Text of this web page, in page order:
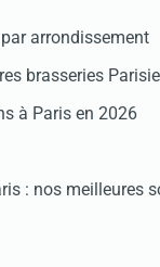
arrondissement
brasseries
à Paris en 2026
: nos meilleures